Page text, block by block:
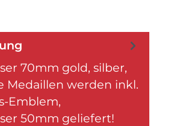
70mm gold, silber,
Medaillen werden inkl.
Emblem,
50mm geliefert!